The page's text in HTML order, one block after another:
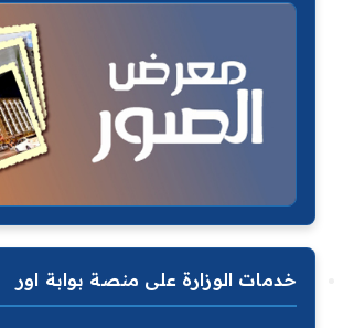
خدمات الوزارة على منصة بوابة اور